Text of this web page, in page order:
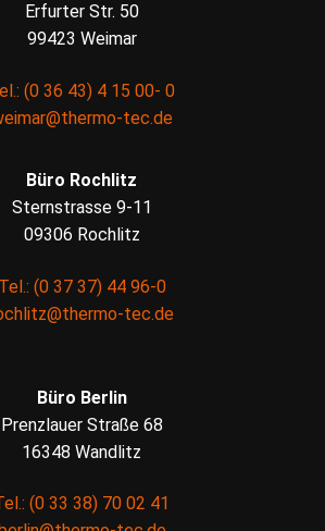
Erfurter Str. 50
99423 Weimar
(0 36 43) 4 15 00- 0
tec.de
Büro Rochlitz
Sternstrasse 9-11
09306 Rochlitz
Tel.: (0 37 37) 44 96-0
tec.de
Büro Berlin
Prenzlauer Straße 68
16348 Wandlitz
(0 33 38) 70 02 41